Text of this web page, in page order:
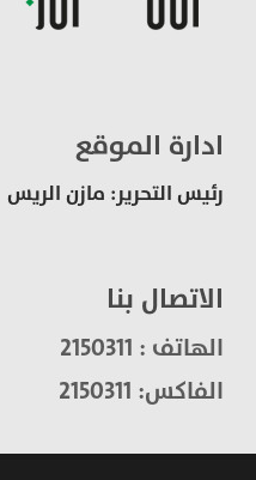
ادارة الموقع
رئيس التحرير: مازن الريس
الاتصال بنا
الهاتف : 2150311
الفاكس: 2150311